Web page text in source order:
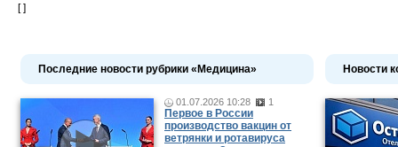
[ ]
Последние новости рубрики «Медицина»
01.07.2026 10:28 1
Первое в России
производство вакцин от
ветрянки и ротавируса
Новости